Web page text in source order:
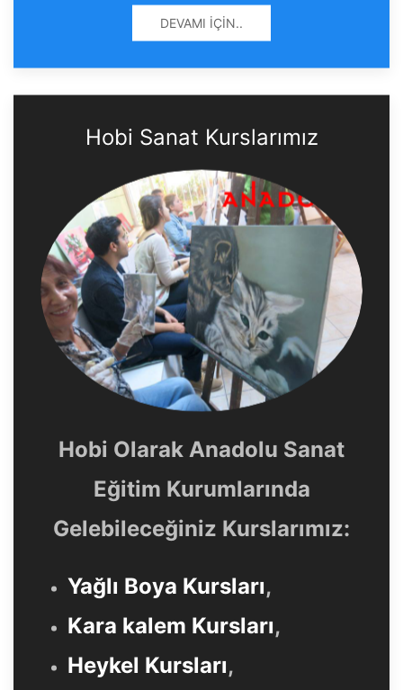
DEVAMI İÇIN..
Hobi Sanat Kurslarımız
Hobi Olarak Anadolu Sanat
Eğitim Kurumlarında
Gelebileceğiniz Kurslarımız:
Yağlı Boya Kursları,
Kara kalem Kursları,
Heykel Kursları,